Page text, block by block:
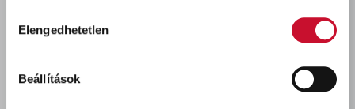
kiválasztása
Elengedhetetlen
Beállítások
nélkül egymással a teljes egyneműségig keverjen
tökéletesen tiszta, tömör és vízzel előzetesen
mattnedvesített aljzatra. A Mapelastic